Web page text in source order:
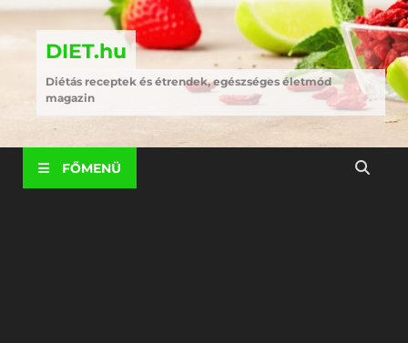
DIET.hu
Diétás receptek és étrendek, egészséges életmód
magazin
FŐMENÜ